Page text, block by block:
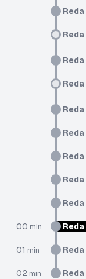
Reda
Reda
Reda
Reda
Reda
Reda
Reda
Reda
Reda
00 min Reda
01 min Reda
02 min Reda